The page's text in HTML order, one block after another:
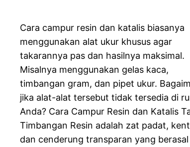
Cara campur resin dan katalis biasanya
menggunakan alat ukur khusus agar
takarannya pas dan hasilnya maksimal.
Misalnya menggunakan gelas kaca,
timbangan gram, dan pipet ukur.
jika alat-alat tersebut tidak tersedia di
Anda? Cara Campur Resin dan Katalis
Timbangan Resin adalah zat padat,
dan cenderung transparan yang